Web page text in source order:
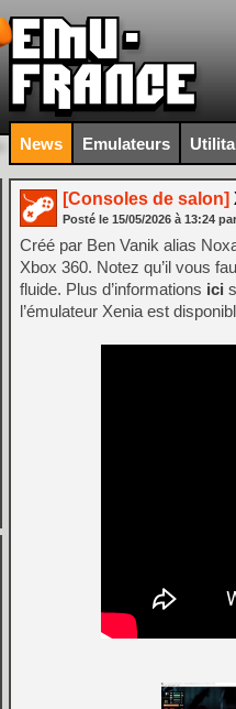
News Emulateurs
[Consoles de salon]
Posté le 15/05/2026 à 13:24
Créé par Ben Vanik alias
Xbox 360. Notez qu’il vous
fluide. Plus d’informations ici
l’émulateur Xenia est